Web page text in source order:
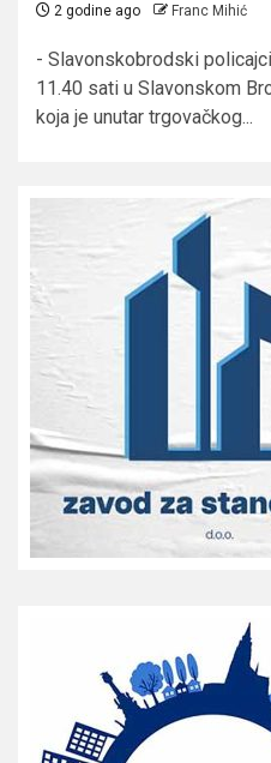
2 godine ago Franc Mihić
- Slavonskobrodski
11.40 sati u Slavonskom
koja je unutar trgovačkog...